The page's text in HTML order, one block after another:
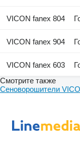
VICON fanex 804
VICON fanex 904
VICON fanex 603
Смотрите также
Сеноворошители